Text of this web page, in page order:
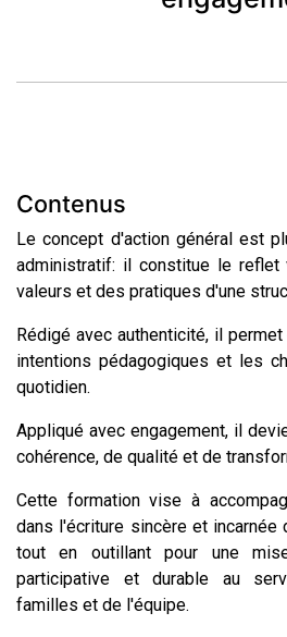
Contenus
Le concept d'action général est
administratif: il constitue le reflet
valeurs et des pratiques d'une
Rédigé avec authenticité, il
intentions pédagogiques et les
quotidien.
Appliqué avec engagement, il
cohérence, de qualité et de
Cette formation vise à
dans l'écriture sincère et incarnée
tout en outillant pour une
participative et durable au
familles et de l'équipe.